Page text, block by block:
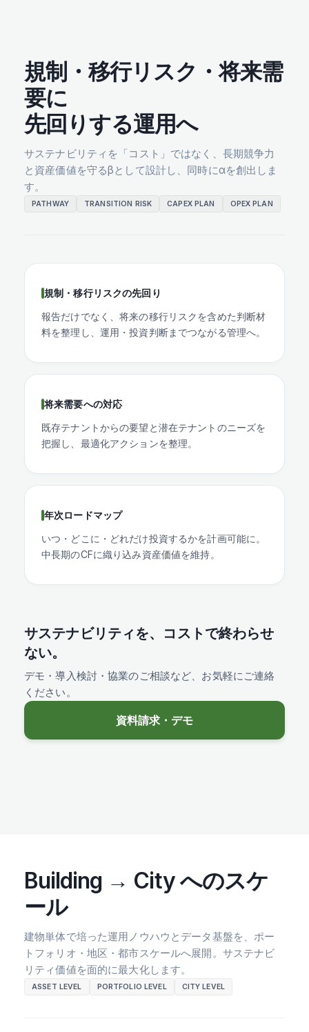
規制・移行リスク・将来需
要に
先回りする運用へ
サステナビリティを「コスト」ではなく、長期競争力
と資産価値を守るβとして設計し、同時にαを創出しま
す。
PATHWAY TRANSITION RISK CAPEX PLAN OPEX PLAN
規制・移行リスクの先回り
報告だけでなく、将来の移行リスクを含めた判断材
料を整理し、運用・投資判断までつながる管理へ。
将来需要への対応
既存テナントからの要望と潜在テナントのニーズを
把握し、最適化アクションを整理。
年次ロードマップ
いつ・どこに・どれだけ投資するかを計画可能に。
中長期のCFに織り込み資産価値を維持。
サステナビリティを、コストで終わらせ
ない。
デモ・導入検討・協業のご相談など、お気軽にご連絡
ください。
資料請求・デモ
Building → City へのスケ
ール
建物単体で培った運用ノウハウとデータ基盤を、ポー
トフォリオ・地区・都市スケールへ展開。サステナビ
リティ価値を面的に最大化します。
ASSET LEVEL PORTFOLIO LEVEL CITY LEVEL